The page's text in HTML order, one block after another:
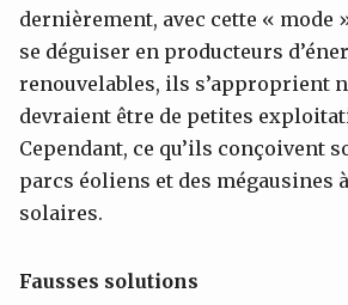
dernièrement, avec cette « mode
se déguiser en producteurs
renouvelables, ils s’approprient
devraient être de petites
Cependant, ce qu’ils conçoivent
parcs éoliens et des mégausines
solaires.
Fausses solutions